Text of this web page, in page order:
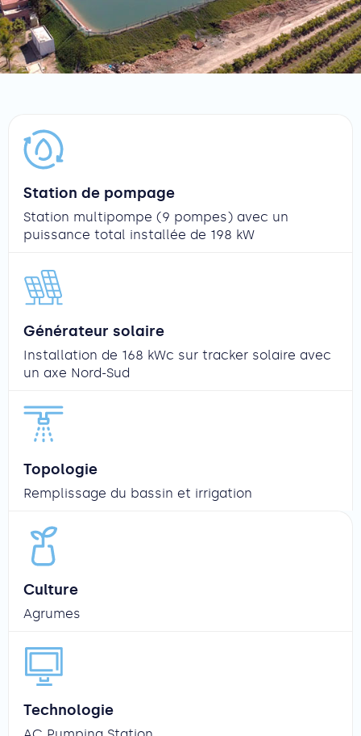
Station de pompage
Station multipompe (9 pompes) avec un
puissance total installée de 198 kW
Générateur solaire
Installation de 168 kWc sur tracker solaire avec
un axe Nord-Sud
Topologie
Remplissage du bassin et irrigation
Culture
Agrumes
Technologie